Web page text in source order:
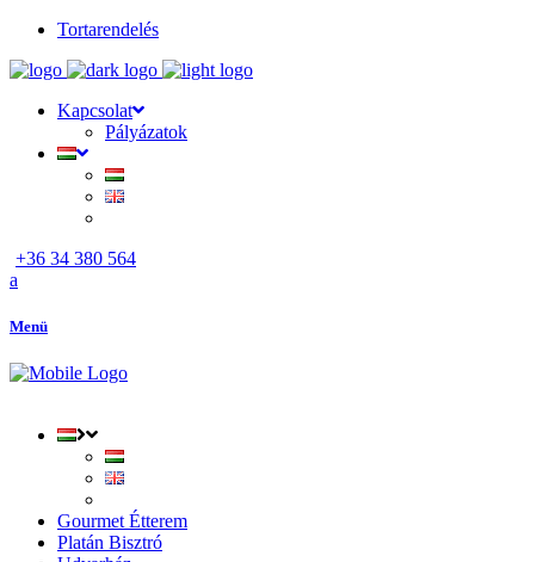
Tortarendelés
Kapcsolat
Pályázatok
+36 34 380 564
Menü
Gourmet Étterem
Platán Bisztró